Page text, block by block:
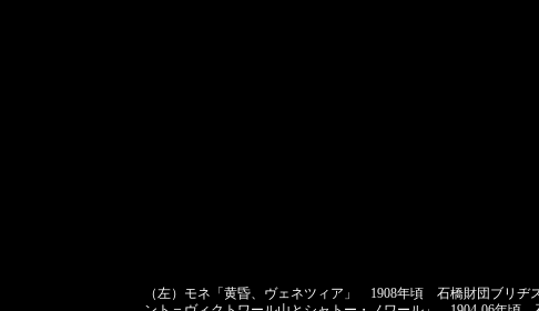
（左）モネ「黄昏、ヴェネツィア」 1908年頃 石橋財団ブリ